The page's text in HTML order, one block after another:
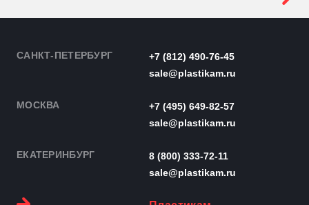
САНКТ-ПЕТЕРБУРГ
+7 (812) 490-76-45
sale@plastikam.ru
МОСКВА
+7 (495) 649-82-57
sale@plastikam.ru
ЕКАТЕРИНБУРГ
8 (800) 333-72-11
sale@plastikam.ru